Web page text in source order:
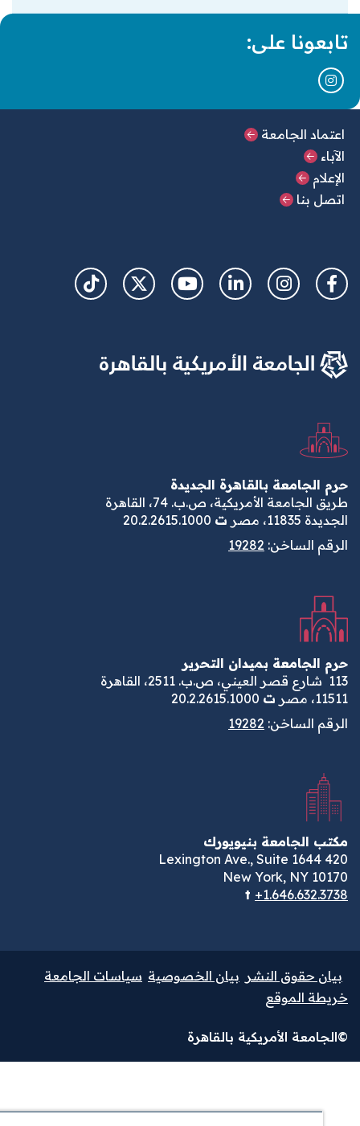
تابعونا على:
القائمة الرئيسية السفلية
اعتماد الجامعة
الآباء
الإعلام
اتصل بنا
Social Links
حرم الجامعة بالقاهرة الجديدة
طريق الجامعة الأمريكية، ص.ب. 74، القاهرة
الجديدة 11835، مصر
ت20.2.2615.1000
الرقم الساخن:19282
حرم الجامعة بميدان التحرير
113
شارع قصر العيني، ص.ب. 2511، القاهرة
11511، مصر
ت20.2.2615.1000
الرقم الساخن:19282
مكتب الجامعة بنيويورك
420 Lexington Ave., Suite 1644
New York, NY 10170
t+1.646.632.3738
بيان حقوق النشر بيان الخصوصية سياسات الجامعة
خريطة الموقع
©الجامعة الأمريكية بالقاهرة